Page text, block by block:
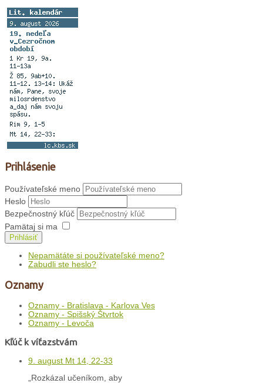
Prihlásenie
Používateľské meno
Heslo
Bezpečnostný kľúč
Pamätaj si ma
Prihlásiť
Nepamätáte si používateľské meno?
Zabudli ste heslo?
Oznamy
Oznamy - Bratislava - Karlova Ves
Oznamy - Spišský Štvrtok
Oznamy - Levoča
Kľúč k víťazstvám
9. august Mt 14, 22-33
„Rozkázal učeníkom, aby